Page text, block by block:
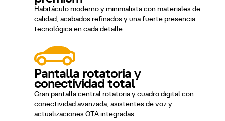
Habitáculo moderno y minimalista con materiales de
calidad, acabados refinados y una fuerte presencia
tecnológica en cada detalle.
Pantalla rotatoria y
conectividad total
Gran pantalla central rotatoria y cuadro digital con
conectividad avanzada, asistentes de voz y
actualizaciones OTA integradas.